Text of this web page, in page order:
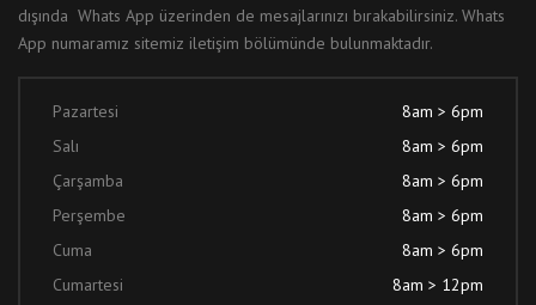
dışında Whats App üzerinden de mesajlarınızı bırakabilirsiniz. Whats
App numaramız sitemiz iletişim bölümünde bulunmaktadır.
Pazartesi
8am > 6pm
Salı
8am > 6pm
Çarşamba
8am > 6pm
Perşembe
8am > 6pm
Cuma
8am > 6pm
Cumartesi
8am > 12pm